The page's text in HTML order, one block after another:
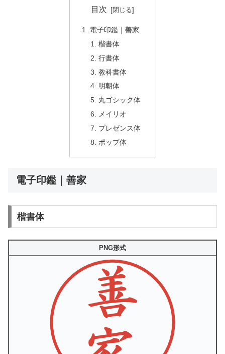
目次
電子印鑑｜善家
楷書体
行書体
教科書体
明朝体
丸ゴシック体
メイリオ
プレゼンス体
ポップ体
電子印鑑｜善家
楷書体
PNG形式